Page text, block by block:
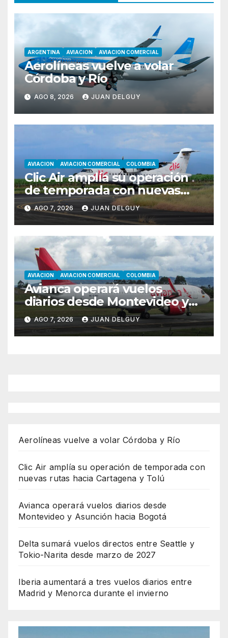
ARGENTINA AVIACION AVIACION COMERCIAL
Aerolíneas vuelve a volar
Córdoba y Río
AGO 8, 2026 JUAN DELGUY
AVIACION AVIACION COMERCIAL COLOMBIA
Clic Air amplía su operación
de temporada con nuevas
rutas hacia Cartagena y Tolú
AGO 7, 2026 JUAN DELGUY
AVIACION AVIACION COMERCIAL COLOMBIA
Avianca operará vuelos
diarios desde Montevideo y
Asunción hacia Bogotá
AGO 7, 2026 JUAN DELGUY
Aerolíneas vuelve a volar Córdoba y Río
Clic Air amplía su operación de temporada con
nuevas rutas hacia Cartagena y Tolú
Avianca operará vuelos diarios desde
Montevideo y Asunción hacia Bogotá
Delta sumará vuelos directos entre Seattle y
Tokio-Narita desde marzo de 2027
Iberia aumentará a tres vuelos diarios entre
Madrid y Menorca durante el invierno